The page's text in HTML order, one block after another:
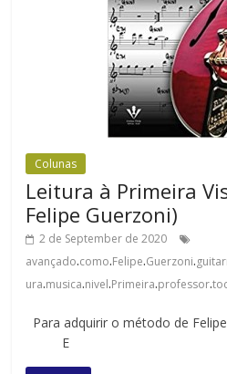
Colunas
Leitura à Primeira
Felipe Guerzoni)
2 de September de 2020
avançado.como.Felipe.Guerzoni.
ura.musica.nivel.Primeira.professor.
Para adquirir o método de
E